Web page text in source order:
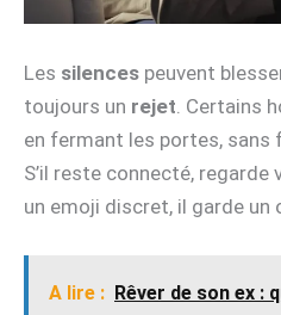
Les silences peuvent
toujours un rejet. Certains
en fermant les portes, sans
S’il reste connecté,
un emoji discret, il garde
A lire : Rêver de son ex :